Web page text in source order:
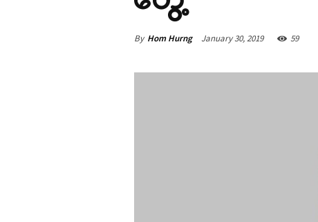
By Hom Hurng January 30, 2019 59